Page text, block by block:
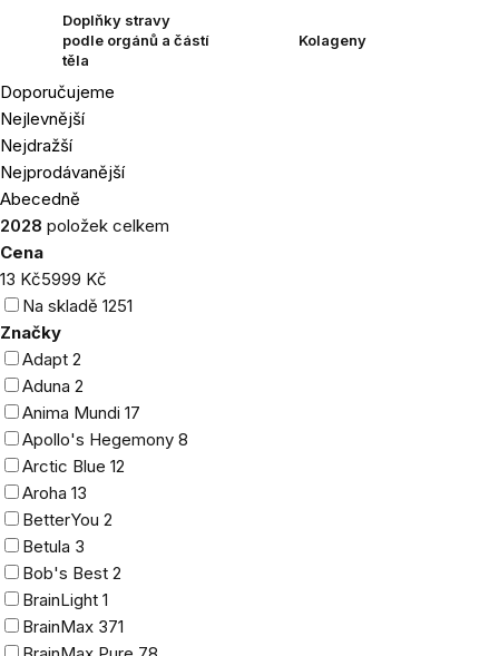
Doplňky stravy
podle orgánů a částí
těla
Kolageny
Řazení
produktů
Doporučujeme
Nejlevnější
Nejdražší
Nejprodávanější
Abecedně
2028 položek celkem
Cena
13 Kč5999 Kč
Na skladě 1251
Značky
Adapt 2
Aduna 2
Anima Mundi 17
Apollo's Hegemony 8
Arctic Blue 12
Aroha 13
BetterYou 2
Betula 3
Bob's Best 2
BrainLight 1
BrainMax 371